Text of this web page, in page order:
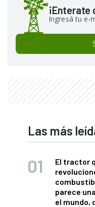
¡Enterate
Ingresá tu e-
Las más
El tractor
parece
el mundo,